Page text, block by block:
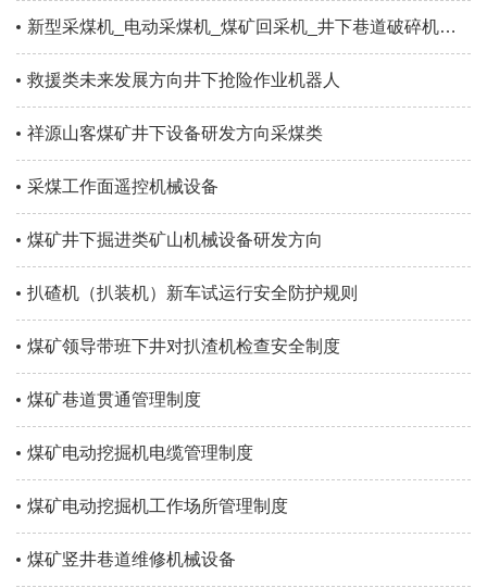
新型采煤机_电动采煤机_煤矿回采机_井下巷道破碎机生产厂家
救援类未来发展方向井下抢险作业机器人
祥源山客煤矿井下设备研发方向采煤类
采煤工作面遥控机械设备
煤矿井下掘进类矿山机械设备研发方向
扒碴机（扒装机）新车试运行安全防护规则
煤矿领导带班下井对扒渣机检查安全制度
煤矿巷道贯通管理制度
煤矿电动挖掘机电缆管理制度
煤矿电动挖掘机工作场所管理制度
煤矿竖井巷道维修机械设备